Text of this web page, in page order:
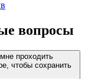
вопросы
проходить
чтобы сохранить